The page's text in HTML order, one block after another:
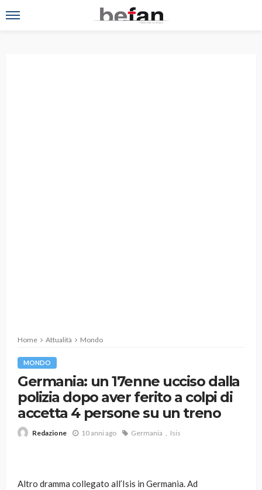
Home Attualità Mondo
MONDO
Germania: un 17enne ucciso dalla
polizia dopo aver ferito a colpi di
accetta 4 persone su un treno
Redazione 10 anni ago Germania Isis
Altro dramma collegato all’Isis in Germania. Ad